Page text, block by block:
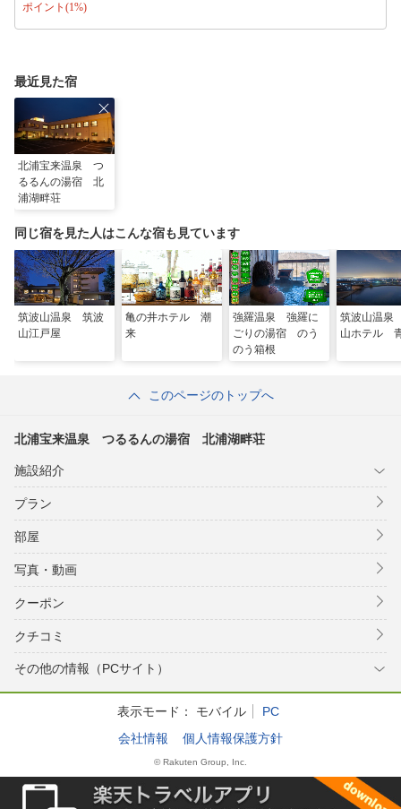
ポイント(1%)
最近見た宿
北浦宝来温泉 つ
るるんの湯宿 北
浦湖畔荘
同じ宿を見た人はこんな宿も見ています
筑波山温泉 筑波
山江戸屋
亀の井ホテル 潮
来
強羅温泉 強羅に
ごりの湯宿 のう
のう箱根
筑波山温
山ホテル
このページのトップへ
北浦宝来温泉 つるるんの湯宿 北浦湖畔荘
施設紹介
プラン
部屋
写真・動画
クーポン
クチコミ
その他の情報（PCサイト）
表示モード： モバイル
PC
会社情報
個人情報保護方針
© Rakuten Group, Inc.